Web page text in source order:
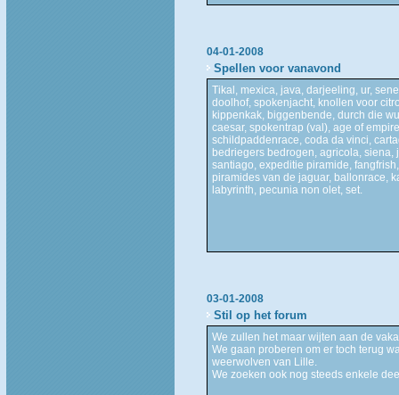
04-01-2008
Spellen voor vanavond
Tikal, mexica, java, darjeeling, ur,
doolhof, spokenjacht, knollen voor
kippenkak, biggenbende, durch die
caesar, spokentrap (val), age of
schildpaddenrace, coda da vinci,
bedriegers bedrogen, agricola, siena,
santiago, expeditie piramide,
piramides van de jaguar, ballonrace,
labyrinth, pecunia non olet, set.
03-01-2008
Stil op het forum
We zullen het maar wijten aan de
We gaan proberen om er toch terug
weerwolven van Lille.
We zoeken ook nog steeds enkele